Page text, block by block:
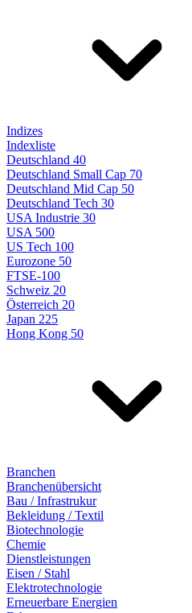
Indizes
Indexliste
Deutschland 40
Deutschland Small Cap 70
Deutschland Mid Cap 50
Deutschland Tech 30
USA Industrie 30
USA 500
US Tech 100
Eurozone 50
FTSE-100
Schweiz 20
Österreich 20
Japan 225
Hong Kong 50
Branchen
Branchenübersicht
Bau / Infrastrukur
Bekleidung / Textil
Biotechnologie
Chemie
Dienstleistungen
Eisen / Stahl
Elektrotechnologie
Erneuerbare Energien